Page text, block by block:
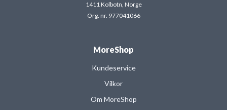
1411 Kolbotn, Norge
Org. nr. 977041066
MoreShop
Kundeservice
Vilkor
Om MoreShop